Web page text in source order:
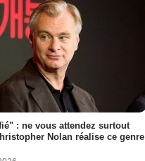
: ne vous attendez surtout
Nolan réalise ce genre